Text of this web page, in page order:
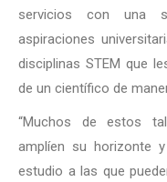
servicios con una
aspiraciones
disciplinas STEM que
de un científico de
“Muchos de estos
amplíen su horizonte
estudio a las que